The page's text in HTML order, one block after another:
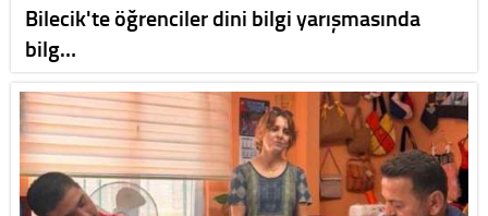
Bilecik'te öğrenciler dini bilgi yarışmasında
bilg…